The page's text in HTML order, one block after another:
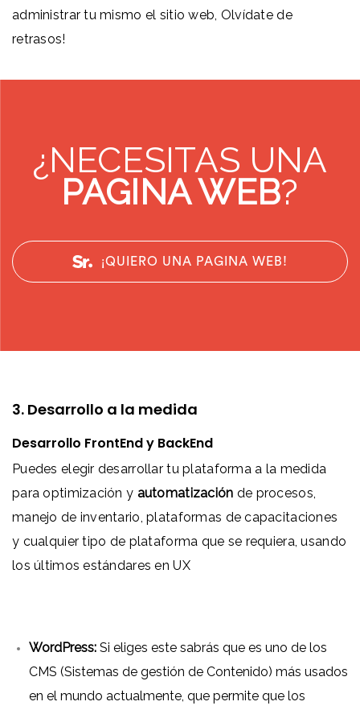
administrar tu mismo el sitio web, Olvídate de
retrasos!
¿NECESITAS UNA
PAGINA WEB?
¡QUIERO UNA PAGINA WEB!
3. Desarrollo a la medida
Desarrollo FrontEnd y BackEnd
Puedes elegir desarrollar tu plataforma a la medida
para optimización y automatización de procesos,
manejo de inventario, plataformas de capacitaciones
y cualquier tipo de plataforma que se requiera, usando
los últimos estándares en UX
WordPress: Si eliges este sabrás que es uno de los
CMS (Sistemas de gestión de Contenido) más usados
en el mundo actualmente, que permite que los